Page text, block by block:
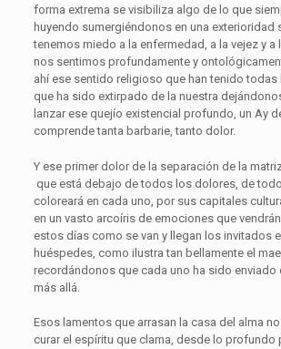
forma extrema se visibiliza algo de lo que
huyendo sumergiéndonos en una exterioridad
tenemos miedo a la enfermedad, a la vejez y a
nos sentimos profundamente y
ahí ese sentido religioso que han tenido
que ha sido extirpado de la nuestra
lanzar ese quejío existencial profundo, un Ay
comprende tanta barbarie, tanto dolor.
Y ese primer dolor de la separación de la
que está debajo de todos los dolores, de
coloreará en cada uno, por sus capitales
en un vasto arcoíris de emociones que
estos días como se van y llegan los invitados
huéspedes, como ilustra tan bellamente el
recordándonos que cada uno ha sido enviado
más allá.
Esos lamentos que arrasan la casa del alma
curar el espíritu que clama, desde lo profundo